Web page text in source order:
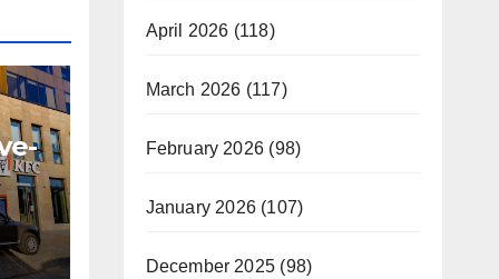
April 2026 (118)
March 2026 (117)
February 2026 (98)
January 2026(107)
December 2025 (98)